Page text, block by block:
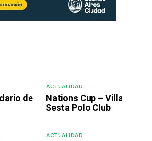
de
ACTUALIDAD
Nations Cup – Villa
Sesta Polo Club
ACTUALIDAD